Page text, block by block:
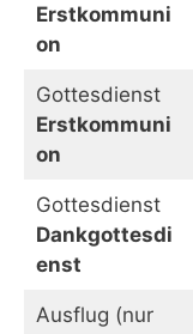
Erstkommuni
on
Gottesdienst
Erstkommuni
on
Gottesdienst
Dankgottesdi
enst
Ausflug (nur